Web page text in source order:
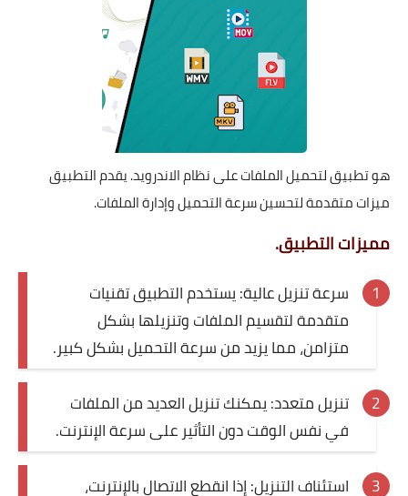
هو تطبيق لتحميل الملفات على نظام الاندرويد. يقدم التطبيق
ميزات متقدمة لتحسين سرعة التحميل وإدارة الملفات.
مميزات التطبيق.
سرعة تنزيل عالية: يستخدم التطبيق تقنيات
متقدمة لتقسيم الملفات وتنزيلها بشكل
متزامن، مما يزيد من سرعة التحميل بشكل كبير.
تنزيل متعدد: يمكنك تنزيل العديد من الملفات
في نفس الوقت دون التأثير على سرعة الإنترنت.
استئناف التنزيل: إذا انقطع الاتصال بالإنترنت،